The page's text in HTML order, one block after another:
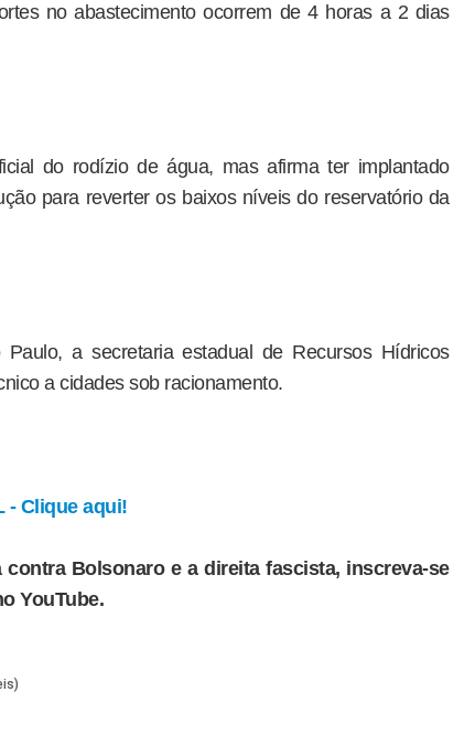
no abastecimento ocorrem de 4 horas a 2 dias
do rodízio de água, mas afirma ter implantado
para reverter os baixos níveis do reservatório da
a secretaria estadual de Recursos Hídricos
a cidades sob racionamento.
- Clique aqui!
Bolsonaro e a direita fascista, inscreva-se
YouTube.